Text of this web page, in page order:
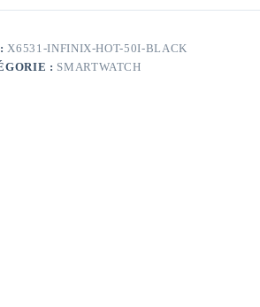
X6531-INFINIX-HOT-50I-BLACK
: SMARTWATCH